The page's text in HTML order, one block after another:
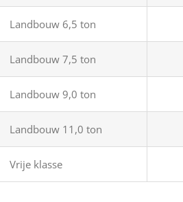
Landbouw 6,5 ton
Landbouw 7,5 ton
Landbouw 9,0 ton
Landbouw 11,0 ton
Vrije klasse